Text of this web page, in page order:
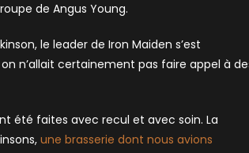
de Angus Young.
le leader de Iron Maiden s’est
n’allait certainement pas faire appel à
été faites avec recul et avec soin. La
une brasserie dont nous avions